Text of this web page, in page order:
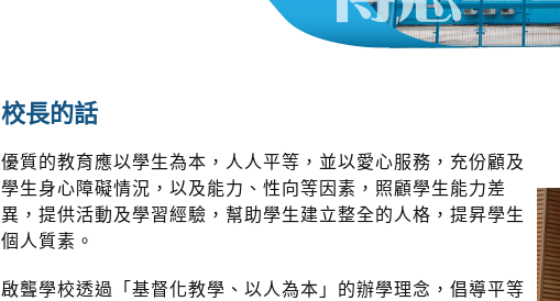
校長的話
優質的教育應以學生為本，人人平等，並以愛心服務，充份顧及
學生身心障礙情況，以及能力、性向等因素，照顧學生能力差
異，提供活動及學習經驗，幫助學生建立整全的人格，提昇學生
個人質素。
啟聾學校透過「基督化教學、以人為本」的辦學理念，倡導平等